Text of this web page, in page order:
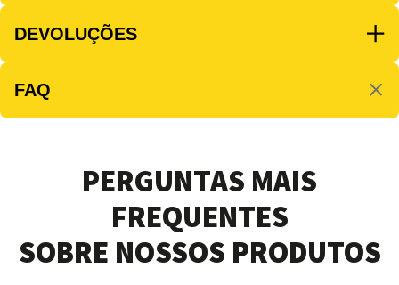
DEVOLUÇÕES
FAQ
PERGUNTAS MAIS
FREQUENTES
SOBRE NOSSOS PRODUTOS